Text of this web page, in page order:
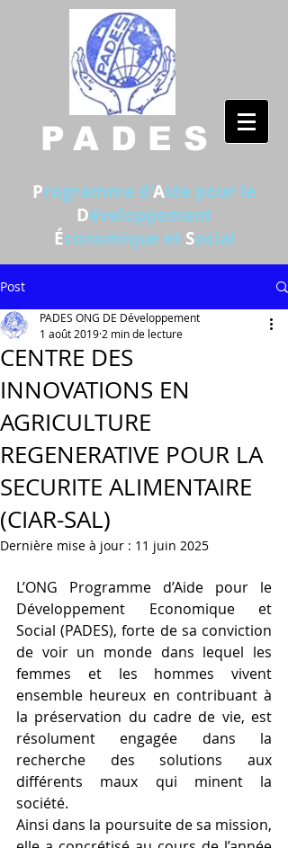
PADES
Programme d'Aide pour le
Développement
Économique et Social
Post
CENTRE DES
INNOVATIONS EN
AGRICULTURE
REGENERATIVE POUR LA
SECURITE ALIMENTAIRE
(CIAR-SAL)
PADES ONG DE Développement
1 août 2019 2 min de lecture
Dernière mise à jour : 11 juin 2025
L’ONG Programme d’Aide pour le
Développement Economique et
Social (PADES), forte de sa conviction
de voir un monde dans lequel les
femmes et les hommes vivent
ensemble heureux en contribuant à
la préservation du cadre de vie, est
résolument engagée dans la
recherche des solutions aux
différents maux qui minent la
société.
Ainsi dans la poursuite de sa mission,